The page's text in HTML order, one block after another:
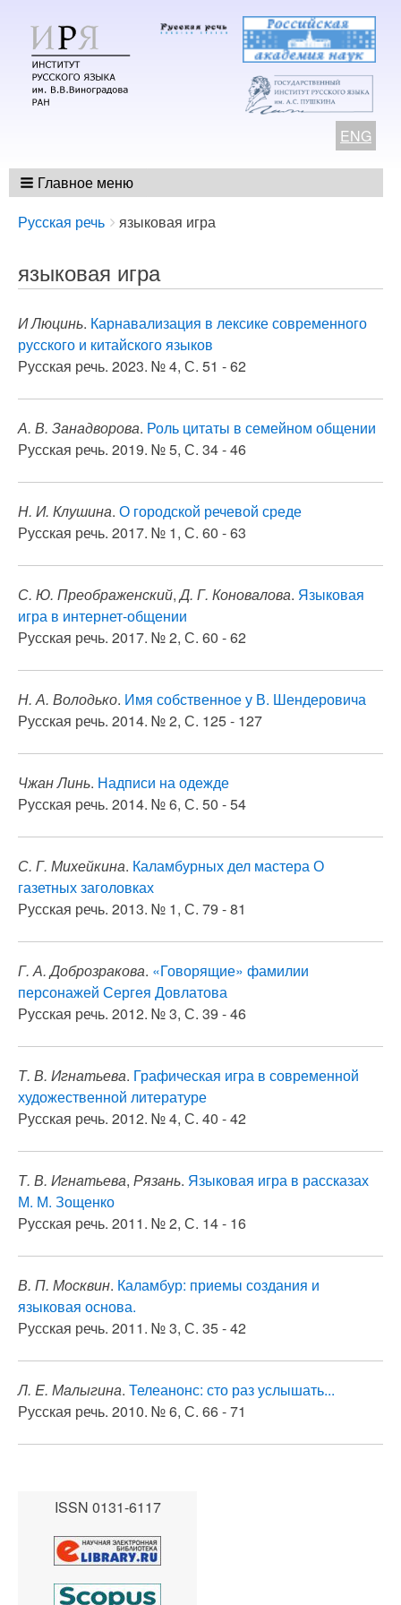
ENG
Главное меню
Breadcrumbs
You
here:
Русская речь языковая игра
языковая игра
И Люцинь. Карнавализация в лексике современного
русского и китайского языков
Русская речь. 2023. № 4, С. 51 - 62
А. В. Занадворова. Роль цитаты в семейном общении
Русская речь. 2019. № 5, С. 34 - 46
Н. И. Клушина. О городской речевой среде
Русская речь. 2017. № 1, С. 60 - 63
С. Ю. Преображенский,Д. Г. Коновалова. Языковая
игра в интернет-общении
Русская речь. 2017. № 2, С. 60 - 62
Н. А. Володько. Имя собственное у В. Шендеровича
Русская речь. 2014. № 2, С. 125 - 127
Чжан Линь. Надписи на одежде
Русская речь. 2014. № 6, С. 50 - 54
С. Г. Михейкина. Каламбурных дел мастера О
газетных заголовках
Русская речь. 2013. № 1, С. 79 - 81
Г. А. Доброзракова. «Говорящие» фамилии
персонажей Сергея Довлатова
Русская речь. 2012. № 3, С. 39 - 46
Т. В. Игнатьева. Графическая игра в современной
художественной литературе
Русская речь. 2012. № 4, С. 40 - 42
Т. В. Игнатьева, Рязань. Языковая игра в рассказах
М. М. Зощенко
Русская речь. 2011. № 2, С. 14 - 16
В. П. Москвин. Каламбур: приемы создания и
языковая основа.
Русская речь. 2011. № 3, С. 35 - 42
Л. E. Малыгина. Телеанонс: сто раз услышать...
Русская речь. 2010. № 6, С. 66 - 71
ISSN 0131-6117